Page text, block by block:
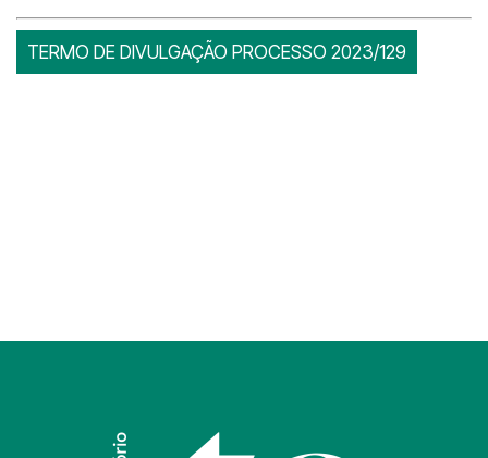
TERMO DE DIVULGAÇÃO PROCESSO 2023/129